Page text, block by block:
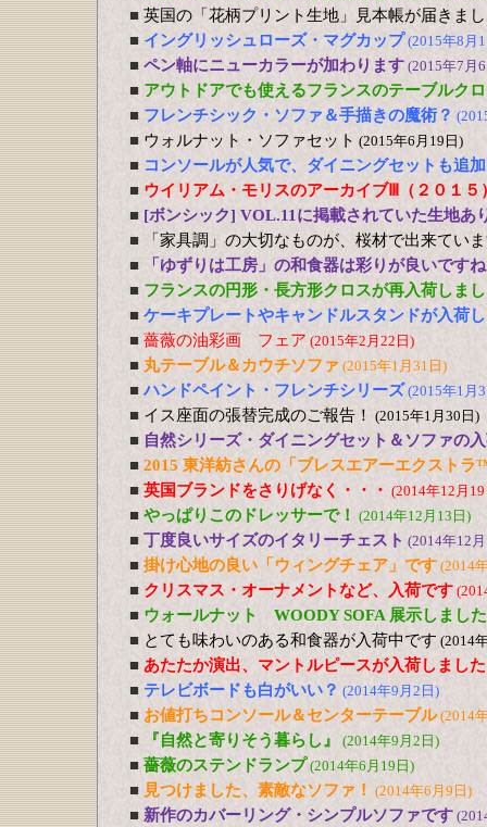
■ 英国の「花柄プリント生地」見本帳が届きま
■ イングリッシュローズ・マグカップ (2015年8月
■ ペン軸にニューカラーが加わります (2015年7月
■ アウトドアでも使えるフランスのテーブルク
■ フレンチシック・ソファ＆手描きの魔術？
■ ウォルナット・ソファセット (2015年6月19日)
■ コンソールが人気で、ダイニングセットも追
■ ウイリアム・モリスのアーカイブⅢ（２０１５
■ [ボンシック] VOL.11に掲載されていた生地あ
■
「家具調」の大切なものが、桜材で出来てい
■
「ゆずりは工房」の和食器は彩りが良いです
■ フランスの円形・長方形クロスが再入荷しま
■ ケーキプレートやキャンドルスタンドが入荷
■ 薔薇の油彩画 フェア (2015年2月22日)
■ 丸テーブル＆カウチソファ (2015年1月31日)
■ ハンドペイント・フレンチシリーズ (2015年1月
■ イス座面の張替完成のご報告！ (2015年1月30日)
■ 自然シリーズ・ダイニングセット＆ソファの
■ 2015 東洋紡さんの「ブレスエアーエクスト
■ 英国ブランドをさりげなく・・・ (2014年12月
■ やっぱりこのドレッサーで！ (2014年12月13日)
■ 丁度良いサイズのイタリーチェスト (2014年12
■ 掛け心地の良い「ウィングチェア」です (2014
■ クリスマス・オーナメントなど、入荷です
■ ウォールナット WOODY SOFA 展示しました
■ とても味わいのある和食器が入荷中です (2014
■ あたたか演出、マントルピースが入荷しまし
■ テレビボードも白がいい？ (2014年9月2日)
■ お値打ちコンソール＆センターテーブル(2014
■ 『自然と寄りそう暮らし』 (2014年9月2日)
■ 薔薇のステンドランプ (2014年6月19日)
■ 見つけました、素敵なソファ！ (2014年6月9日)
■ 新作のカバーリング・シンプルソファです